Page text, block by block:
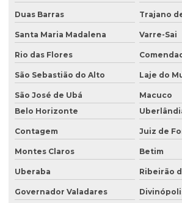
Consultoria área ambiental
Consultoria e assessoria ambiental
Consultoria em gestão ambiental
Consultoria inventário florestal
Consultoria e licenciamento ambiental
Consultoria de meio ambiente
Desativação de tanque de combustível
Empresa de análise de água
Duas Barras Trajano
Santa Maria Madalena Varre-Sai
Rio das Flores
São Sebastião do Alto Laje do
São José de Ubá
Macuco
Belo Horizonte
Contagem Juiz de
Montes Claros Betim
Uberaba Ribeirão
Governador Valadares